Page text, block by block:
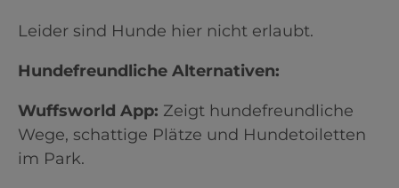
Leider sind Hunde hier nicht erlaubt.
Hundefreundliche Alternativen:
Wuffsworld App: Zeigt hundefreundliche
Wege, schattige Plätze und Hundetoiletten
im Park.